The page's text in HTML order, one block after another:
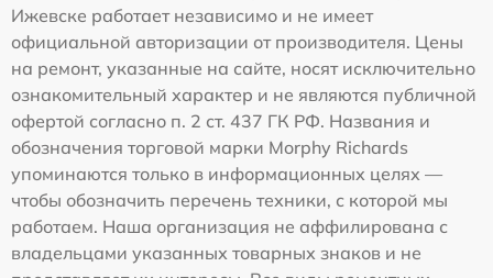
Ижевске работает независимо и не имеет
официальной авторизации от производителя. Цены
на ремонт, указанные на сайте, носят исключительно
ознакомительный характер и не являются публичной
офертой согласно п. 2 ст. 437 ГК РФ. Названия и
обозначения торговой марки Morphy Richards
упоминаются только в информационных целях —
чтобы обозначить перечень техники, с которой мы
работаем. Наша организация не аффилирована с
владельцами указанных товарных знаков и не